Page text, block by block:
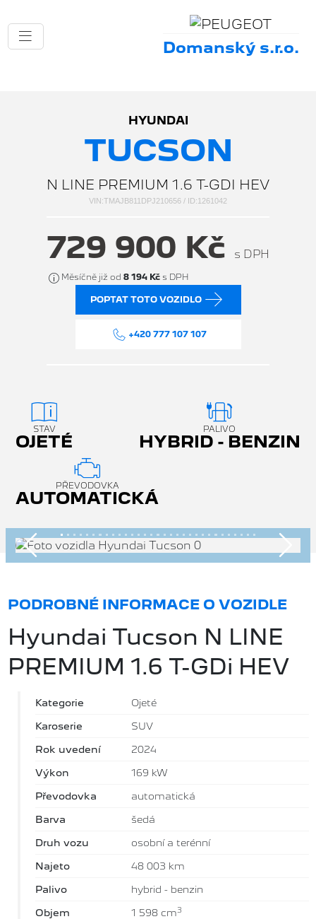
Domanský s.r.o.
Předchozí
HYUNDAI
TUCSON
N LINE PREMIUM 1.6 T-GDI HEV
VIN:TMAJB811DPJ210656 / ID:1261042
729 900 Kč s DPH
Měsíčně již od 8 194 Kč s DPH
POPTAT TOTO VOZIDLO
+420 777 107 107
STAV
OJETÉ
PALIVO
HYBRID - BENZIN
PŘEVODOVKA
AUTOMATICKÁ
PODROBNÉ INFORMACE O VOZIDLE
Hyundai Tucson N LINE
PREMIUM 1.6 T-GDi HEV
Kategorie Ojeté
Karoserie SUV
Rok uvedení 2024
Výkon 169 kW
Převodovka automatická
Barva šedá
Druh vozu osobní a terénní
Najeto 48 003 km
Palivo hybrid - benzin
Objem 1 598 cm3